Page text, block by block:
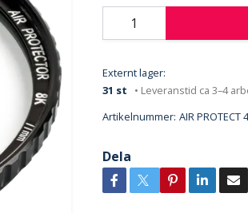
Externt lager:
31 st
• Leveranstid ca 3–4
Artikelnummer: AIR PROTECT
Dela